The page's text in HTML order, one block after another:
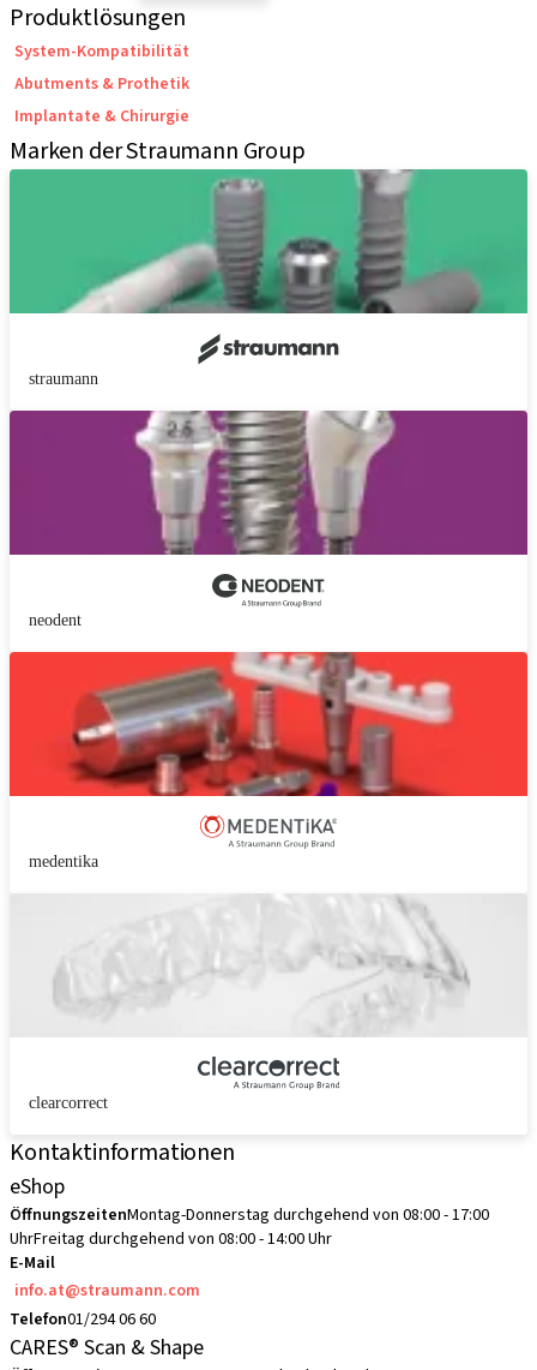
Produktlösungen
System-Kompatibilität
Abutments & Prothetik
Implantate & Chirurgie
Marken der Straumann Group
straumann
neodent
medentika
clearcorrect
Kontaktinformationen
eShop
ÖffnungszeitenMontag-Donnerstag durchgehend von 08:00 - 17:00
UhrFreitag durchgehend von 08:00 - 14:00 Uhr
E-Mail
info.at@straumann.com
Telefon01/294 06 60
CARES® Scan & Shape